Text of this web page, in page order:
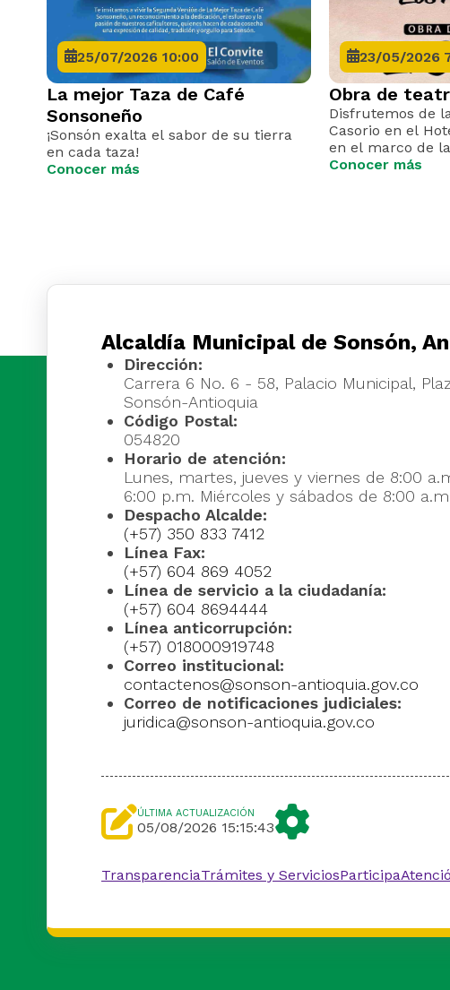
25/07/2026 10:00
La mejor Taza de Café
Sonsoneño
¡Sonsón exalta el sabor de su tierra
en cada taza!
Conocer más
23/05/2026
Obra de
Disfrutemos de
Casorio en el
en el marco de
Museos.
Conocer más
Alcaldía Municipal de Sonsón,
Dirección:
Carrera 6 No. 6 - 58, Palacio Municipal,
Sonsón-Antioquia
Código Postal:
054820
Horario de atención:
Lunes, martes, jueves y viernes de 8:00
6:00 p.m. Miércoles y sábados de 8:00
Despacho Alcalde:
(+57) 350 833 7412
Línea Fax:
(+57) 604 869 4052
Línea de servicio a la ciudadanía:
(+57) 604 8694444
Línea anticorrupción:
(+57) 018000919748
Correo institucional:
contactenos@sonson-antioquia.gov.co
Correo de notificaciones judiciales:
juridica@sonson-antioquia.gov.co
ÚLTIMA ACTUALIZACIÓN
05/08/2026 15:15:43
TransparenciaTrámites y ServiciosParticipa